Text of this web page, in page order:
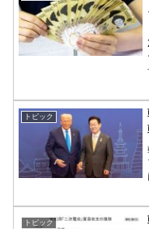
トピック
トピック